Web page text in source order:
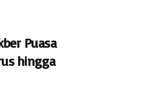
Puasa
hingga